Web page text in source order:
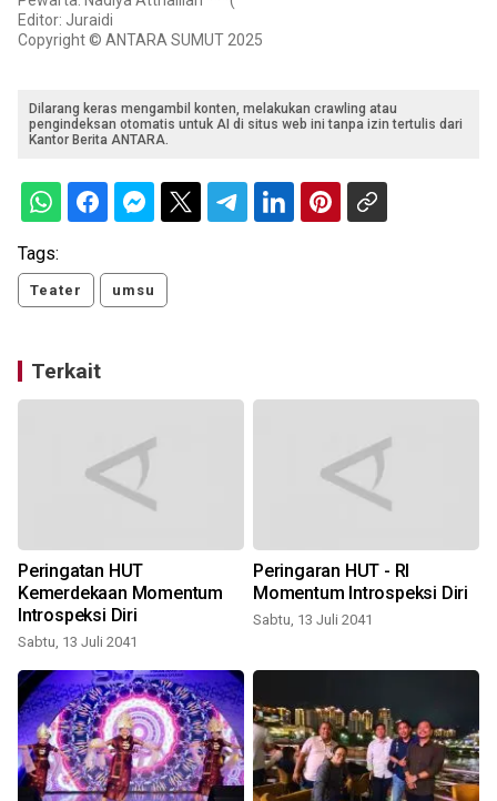
Editor: Juraidi
Copyright © ANTARA SUMUT 2025
Dilarang keras mengambil konten, melakukan crawling atau
pengindeksan otomatis untuk AI di situs web ini tanpa izin tertulis dari
Kantor Berita ANTARA.
Tags:
Teater umsu
Terkait
Peringatan HUT
Kemerdekaan Momentum
Introspeksi Diri
Sabtu, 13 Juli 2041
Peringaran HUT - RI
Momentum Introspeksi Diri
Sabtu, 13 Juli 2041